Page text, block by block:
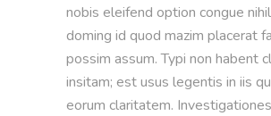
nobis eleifend option congue
doming id quod mazim placerat
possim assum. Typi non habent
insitam; est usus legentis in iis
eorum claritatem. Investigationes